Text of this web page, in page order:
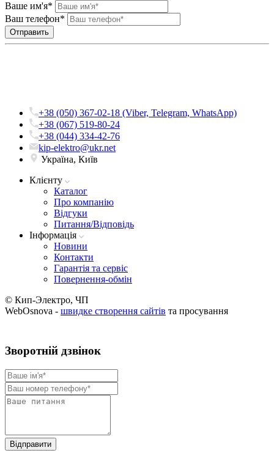
Ваше им'я*
Ваш телефон*
+38 (050) 367-02-18 (Viber, Telegram, WhatsApp)
+38 (067) 519-80-24
+38 (044) 334-42-76
kip-elektro@ukr.net
Україна, Київ
Клієнту
Каталог
Про компанію
Вiдгуки
Питання/Відповідь
Iнформацiя
Новини
Контакти
Гарантія та сервіс
Повернення-обмін
© Кип-Электро, ЧП
WebOsnova - швидке створення сайтів та просування
Зворотнiй дзвiнок